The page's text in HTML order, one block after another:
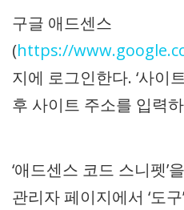
구글 애드센스
(https://
지에 로그인한다. ‘사이
후 사이트 주소를 입력하
‘애드센스 코드 스니펫’
관리자 페이지에서 ‘도